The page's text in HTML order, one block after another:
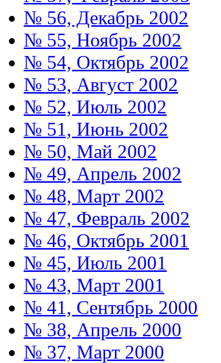
№ 56, Декабрь 2002
№ 55, Ноябрь 2002
№ 54, Октябрь 2002
№ 53, Август 2002
№ 52, Июль 2002
№ 51, Июнь 2002
№ 50, Май 2002
№ 49, Апрель 2002
№ 48, Март 2002
№ 47, Февраль 2002
№ 46, Октябрь 2001
№ 45, Июль 2001
№ 43, Март 2001
№ 41, Сентябрь 2000
№ 38, Апрель 2000
№ 37, Март 2000